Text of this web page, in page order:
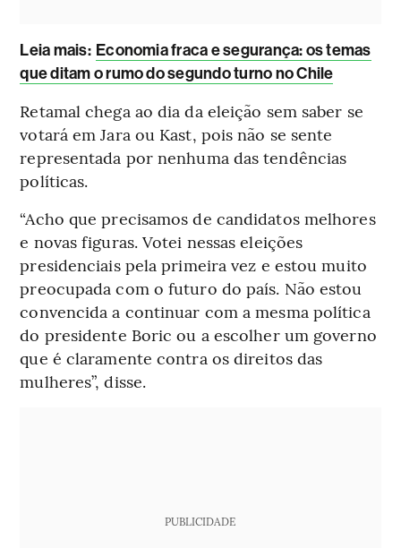
Leia mais: Economia fraca e segurança: os temas
que ditam o rumo do segundo turno no Chile
Retamal chega ao dia da eleição sem saber se
votará em Jara ou Kast, pois não se sente
representada por nenhuma das tendências
políticas.
“Acho que precisamos de candidatos melhores
e novas figuras. Votei nessas eleições
presidenciais pela primeira vez e estou muito
preocupada com o futuro do país. Não estou
convencida a continuar com a mesma política
do presidente Boric ou a escolher um governo
que é claramente contra os direitos das
mulheres”, disse.
PUBLICIDADE